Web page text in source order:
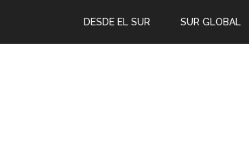
DESDE EL SUR SUR GLOBAL